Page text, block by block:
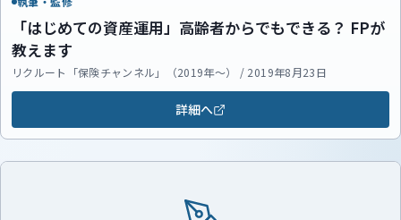
「はじめての資産運用」高齢者からでもできる？ FPが
教えます
リクルート「保険チャンネル」（2019年～） / 2019年8月23日
詳細へ